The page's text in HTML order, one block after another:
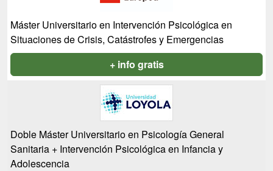
Máster Universitario en Intervención Psicológica en
Situaciones de Crisis, Catástrofes y Emergencias
+ info gratis
Doble Máster Universitario en Psicología General
Sanitaria + Intervención Psicológica en Infancia y
Adolescencia